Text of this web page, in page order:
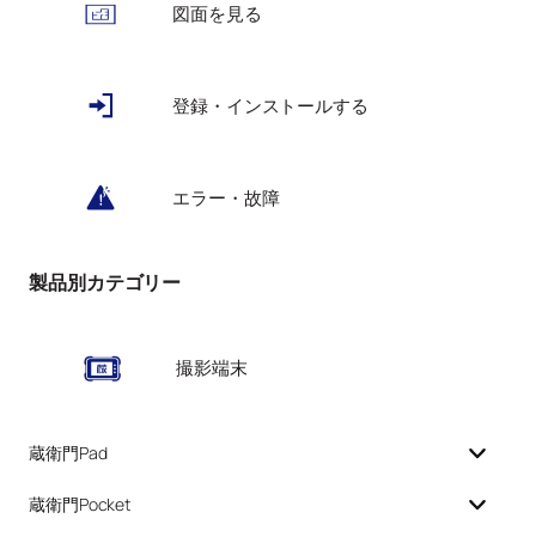
図面を見る
登録・インストールする
エラー・故障
製品別カテゴリー
撮影端末
蔵衛門Pad
蔵衛門Pocket